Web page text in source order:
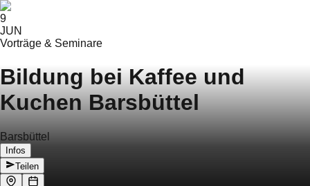
9
JUN
Vorträge & Seminare
Bildung bei Kaffee und
Kuchen Barsbüttel
Barsbüttel
Infos
Teilen